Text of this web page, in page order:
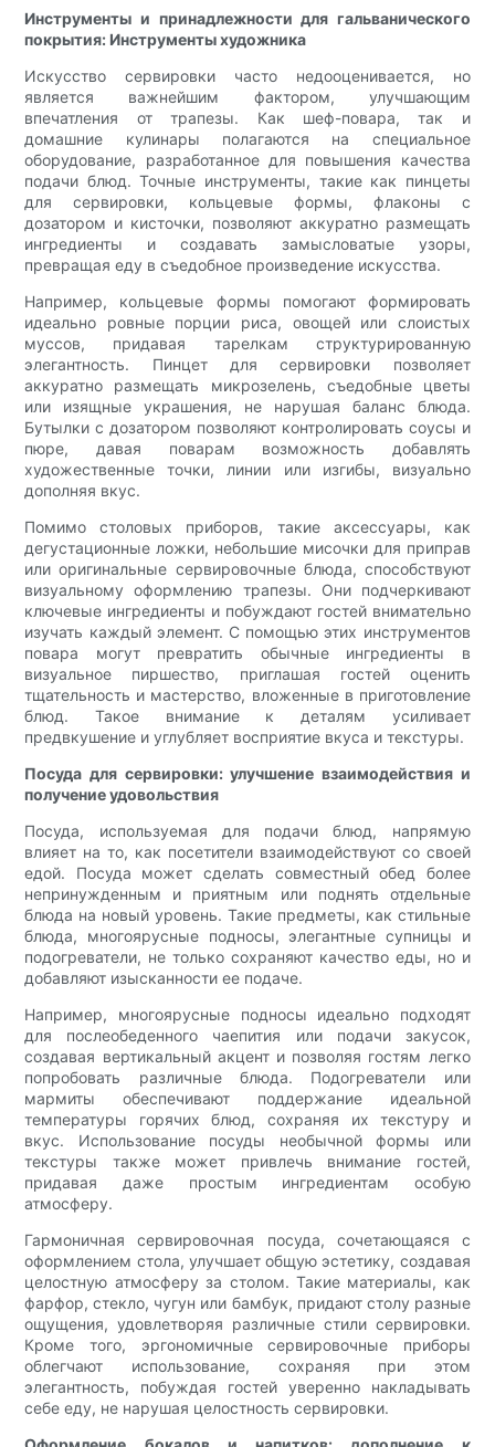
Инструменты и принадлежности для гальванического
покрытия: Инструменты художника
Искусство сервировки часто недооценивается, но
является важнейшим фактором, улучшающим
впечатления от трапезы. Как шеф-повара, так и
домашние кулинары полагаются на специальное
оборудование, разработанное для повышения качества
подачи блюд. Точные инструменты, такие как пинцеты
для сервировки, кольцевые формы, флаконы с
дозатором и кисточки, позволяют аккуратно размещать
ингредиенты и создавать замысловатые узоры,
превращая еду в съедобное произведение искусства.
Например, кольцевые формы помогают формировать
идеально ровные порции риса, овощей или слоистых
муссов, придавая тарелкам структурированную
элегантность. Пинцет для сервировки позволяет
аккуратно размещать микрозелень, съедобные цветы
или изящные украшения, не нарушая баланс блюда.
Бутылки с дозатором позволяют контролировать соусы и
пюре, давая поварам возможность добавлять
художественные точки, линии или изгибы, визуально
дополняя вкус.
Помимо столовых приборов, такие аксессуары, как
дегустационные ложки, небольшие мисочки для приправ
или оригинальные сервировочные блюда, способствуют
визуальному оформлению трапезы. Они подчеркивают
ключевые ингредиенты и побуждают гостей внимательно
изучать каждый элемент. С помощью этих инструментов
повара могут превратить обычные ингредиенты в
визуальное пиршество, приглашая гостей оценить
тщательность и мастерство, вложенные в приготовление
блюд. Такое внимание к деталям усиливает
предвкушение и углубляет восприятие вкуса и текстуры.
Посуда для сервировки: улучшение взаимодействия и
получение удовольствия
Посуда, используемая для подачи блюд, напрямую
влияет на то, как посетители взаимодействуют со своей
едой. Посуда может сделать совместный обед более
непринужденным и приятным или поднять отдельные
блюда на новый уровень. Такие предметы, как стильные
блюда, многоярусные подносы, элегантные супницы и
подогреватели, не только сохраняют качество еды, но и
добавляют изысканности ее подаче.
Например, многоярусные подносы идеально подходят
для послеобеденного чаепития или подачи закусок,
создавая вертикальный акцент и позволяя гостям легко
попробовать различные блюда. Подогреватели или
мармиты обеспечивают поддержание идеальной
температуры горячих блюд, сохраняя их текстуру и
вкус. Использование посуды необычной формы или
текстуры также может привлечь внимание гостей,
придавая даже простым ингредиентам особую
атмосферу.
Гармоничная сервировочная посуда, сочетающаяся с
оформлением стола, улучшает общую эстетику, создавая
целостную атмосферу за столом. Такие материалы, как
фарфор, стекло, чугун или бамбук, придают столу разные
ощущения, удовлетворяя различные стили сервировки.
Кроме того, эргономичные сервировочные приборы
облегчают использование, сохраняя при этом
элегантность, побуждая гостей уверенно накладывать
себе еду, не нарушая целостность сервировки.